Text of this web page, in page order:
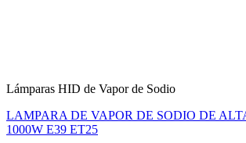
Lámparas HID de Vapor de Sodio
LAMPARA DE VAPOR DE SODIO DE
1000W E39 ET25